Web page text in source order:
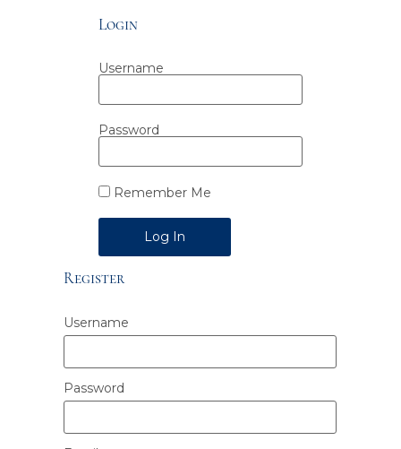
Login
Username
Password
Remember Me
Alternative:
Register
Username
Password